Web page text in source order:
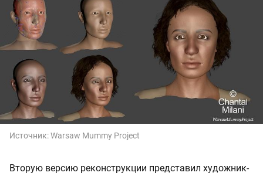
Источник:Warsaw Mummy Project
Вторую версию реконструкции представил художник-